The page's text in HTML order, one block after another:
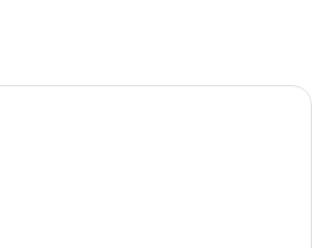
เครื่องนอนระดับพรีเมียม, มินิบาร์, ตู้นิ